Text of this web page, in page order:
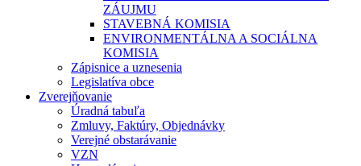
ZÁUJMU
STAVEBNÁ KOMISIA
ENVIRONMENTÁLNA A SOCIÁLNA
KOMISIA
Zápisnice a uznesenia
Legislatíva obce
Zverejňovanie
Úradná tabuľa
Zmluvy, Faktúry, Objednávky
Verejné obstarávanie
VZN